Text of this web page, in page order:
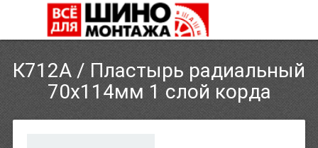
К712А / Пластырь радиальный
70х114мм 1 слой корда